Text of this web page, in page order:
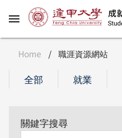
Home / 職涯資源網站
全部 就業
關鍵字搜尋